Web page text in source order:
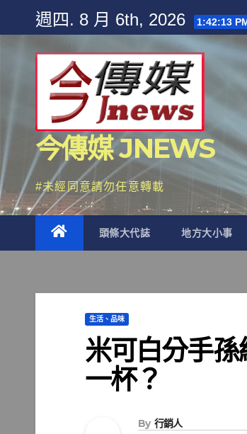
content
週四. 8 月 6th, 2026 1:42:16
今傳媒 JNEWS
#未經同意請勿任意轉載
頭條大代誌 地方大小事
生活、品味
米可白分手
一杯？
By 行銷人